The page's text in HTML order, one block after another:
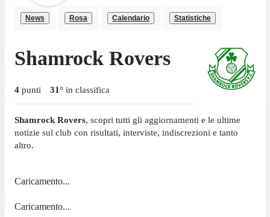
News Rosa Calendario Statistiche
Shamrock Rovers
4 punti 31° in classifica
Shamrock Rovers, scopri tutti gli aggiornamenti e le ultime
notizie sul club con risultati, interviste, indiscrezioni e tanto
altro.
Caricamento...
Caricamento...